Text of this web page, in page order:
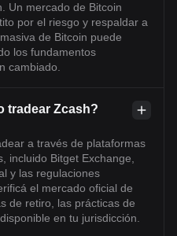
Un mercado de Bitcoin
por el riesgo y respaldar a
de Bitcoin puede
los fundamentos
cambiado.
tradear Zcash?
a través de plataformas
incluido Bitget Exchange,
y las regulaciones
el mercado oficial de
de retiro, las prácticas de
en tu jurisdicción.